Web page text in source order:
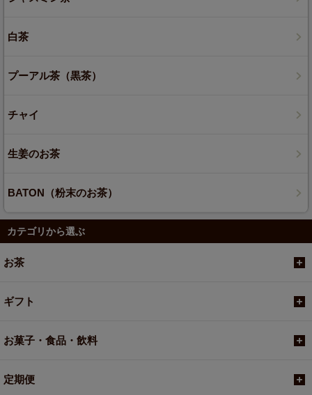
白茶
プーアル茶（黒茶）
チャイ
生姜のお茶
BATON（粉末のお茶）
カテゴリから選ぶ
お茶
ギフト
お菓子・食品・飲料
定期便